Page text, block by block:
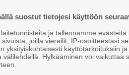
sillä hän hankki aikoinaan
tämän jälkeen hän muutti
suostut tietojesi käyttöön
ja tallennamme
joilla vierailit, IP-osoitteestasi
yksityiskohtaisesti käyttötarkoituksiin
välilehdellä. Hylkääminen voi vaikuttaa